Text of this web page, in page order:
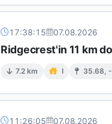
17:38:15 07.08.2026
Ridgecrest'in 11 km
7.2 km I 35.68, -
11:26:05 07.08.2026